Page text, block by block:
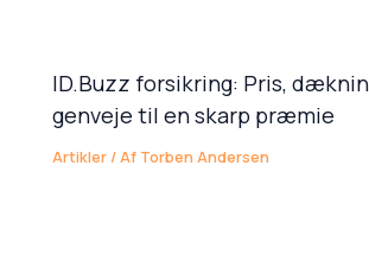
ID.Buzz forsikring: Pris,
genveje til en skarp præmie
Artikler / Af Torben Andersen